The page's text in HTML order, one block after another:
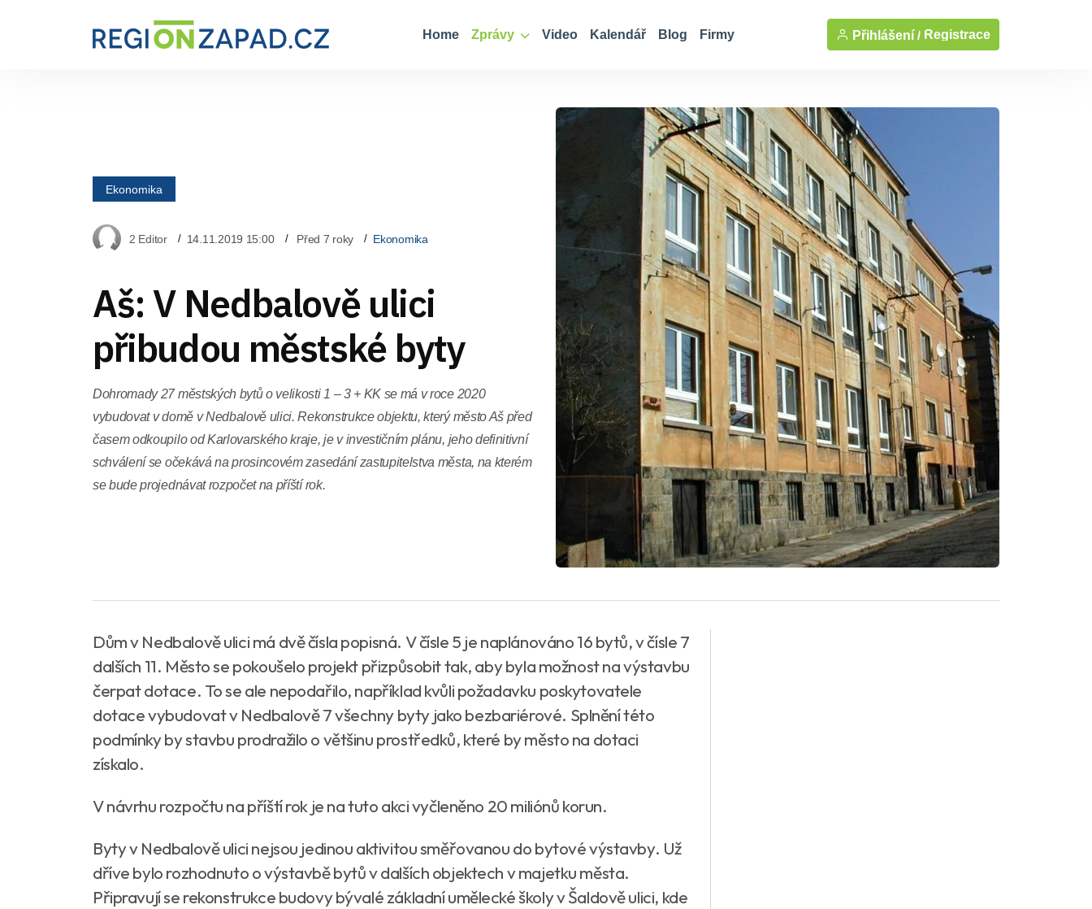
Home Zprávy Video Kalendář Blog Firmy Přihlášení / Registrace
Ekonomika
2 Editor 14.11.2019 15:00 Před 7 roky Ekonomika
Aš: V Nedbalově ulici
přibudou městské byty
Dohromady 27 městských bytů o velikosti 1 – 3 + KK se má v roce 2020
vybudovat v domě v Nedbalově ulici. Rekonstrukce objektu, který město Aš před
časem odkoupilo od Karlovarského kraje, je v investičním plánu, jeho definitivní
schválení se očekává na prosincovém zasedání zastupitelstva města, na kterém
se bude projednávat rozpočet na příští rok.
Dům v Nedbalově ulici má dvě čísla popisná. V čísle 5 je naplánováno 16 bytů, v čísle 7
dalších 11. Město se pokoušelo projekt přizpůsobit tak, aby byla možnost na výstavbu
čerpat dotace. To se ale nepodařilo, například kvůli požadavku poskytovatele
dotace vybudovat v Nedbalově 7 všechny byty jako bezbariérové. Splnění této
podmínky by stavbu prodražilo o většinu prostředků, které by město na dotaci
získalo.
V návrhu rozpočtu na příští rok je na tuto akci vyčleněno 20 miliónů korun.
Byty v Nedbalově ulici nejsou jedinou aktivitou směřovanou do bytové výstavby. Už
dříve bylo rozhodnuto o výstavbě bytů v dalších objektech v majetku města.
Připravují se rekonstrukce budovy bývalé základní umělecké školy v Šaldově ulici, kde